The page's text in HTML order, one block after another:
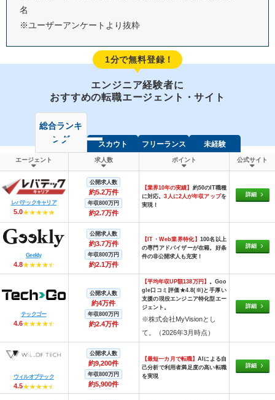
名
※ユーザーアンケートより抜粋
1分で無料登録！
エンジニア経験者に
おすすめの転職エージェント・サイト
総合ランキ
ング
スカウト フリーランス 未経験
エージェント 求人数 ポイント 公式サイト
レバテックキャリア
5.0
公開求人数
約5.2万件
年収800万円
約2.7万件
【業界10年の実績】 約50のIT職種
に対応。3人に2人が年収アップを
実現！
詳細
Geekly
4.8
公開求人数
約3.7万件
年収800万円
約2.1万件
【IT・Web業界特化】 100名以上
の専門アドバイザーが在籍。好条
件の非公開求人も充実！
詳細
テックゴー
4.6
公開求人数
約4万件
年収800万円
約2.4万件
【平均年収UP額138万円】 。Goo
gle口コミ評価★4.8(※)と手厚い
支援の現役エンジニア特化型エー
ジェント。
※株式会社MyVisionとし
て。（2026年3月時点）
詳細
ウィルオブテック
4.5
公開求人数
約9,200件
年収800万円
約5,900件
【最短一カ月で転職】AIによる自
己分析で利用者満足度の高い転職
を実現
詳細